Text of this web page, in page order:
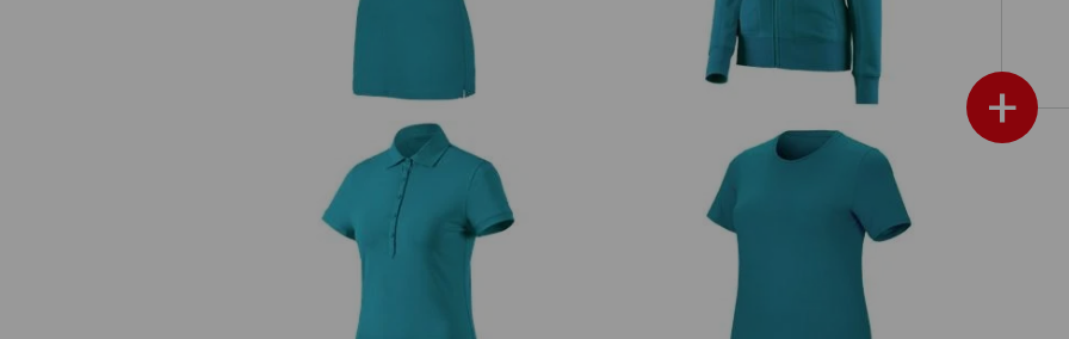
+
e.s. Polo cotton stretch, femmes
e.s. T-Shirt cotton stretch, femmes,